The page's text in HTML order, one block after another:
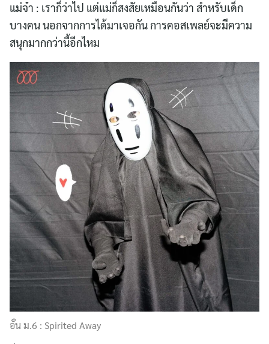
แม่จ๋า : เราก็ว่าไป แต่แม่ก็สงสัยเหมือนกันว่า สำหรับเด็ก
บางคน นอกจากการได้มาเจอกัน การคอสเพลย์จะมีความ
สนุกมากกว่านี้อีกไหม
อั๋น ม.6 : Spirited Away